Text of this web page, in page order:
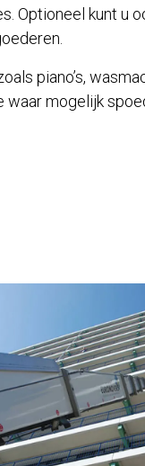
Optioneel kunt u
piano’s,
mogelijk